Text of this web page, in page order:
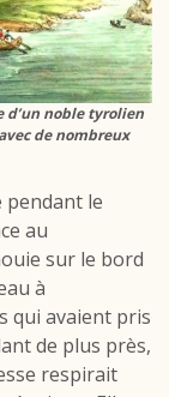
d’un noble tyrolien
de nombreux
pendant le
au
sur le bord
à
qui avaient pris
de plus près,
respirait